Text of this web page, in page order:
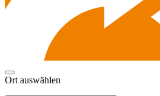
Ort auswählen